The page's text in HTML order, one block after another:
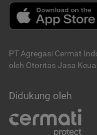
PT Agregasi Cermat
oleh Otoritas Jasa
Didukung oleh